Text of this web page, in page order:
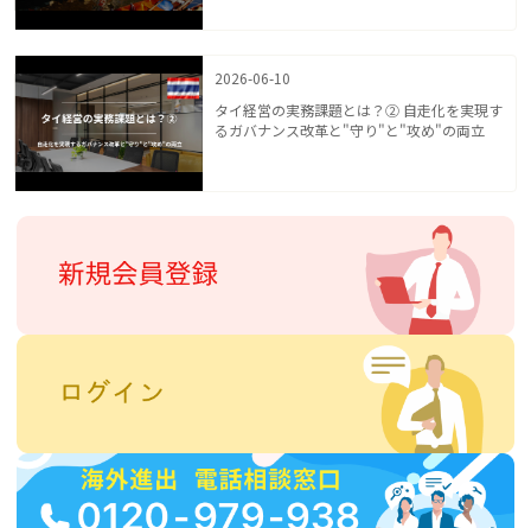
2026-06-10
タイ経営の実務課題とは？② 自走化を実現す
るガバナンス改革と"守り"と"攻め"の両立